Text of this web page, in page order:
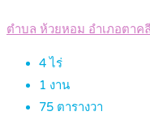
ตำบล ห้วยหอม อำเภอตาค
4 ไร่
1 งาน
75 ตารางวา